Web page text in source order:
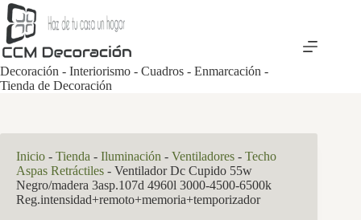
Saltar
al
contenido
Decoración - Interiorismo - Cuadros - Enmarcación -
Tienda de Decoración
Inicio - Tienda - Iluminación - Ventiladores - Techo
Aspas Retráctiles - Ventilador Dc Cupido 55w
Negro/madera 3asp.107d 4960l 3000-4500-6500k
Reg.intensidad+remoto+memoria+temporizador